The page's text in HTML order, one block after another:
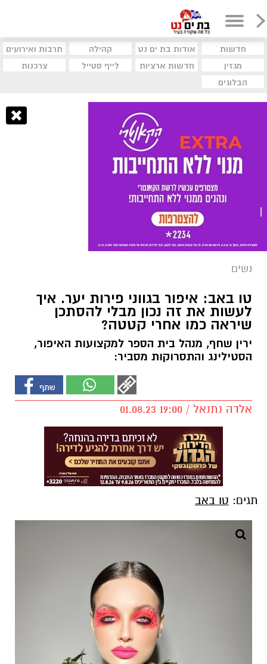
חדשות אודות בת ים נט קהילה
תרבות ואירועים
מגזין
חדשות ארציות לייף סטייל
צרכנות
הבלוגים
נשים
טו באב: איפור בגווני פירות יער. איך
לעשות את זה נכון מבלי להסתכן
שיראה כמו אחרי קטטה?
ירין שחף, מנהל בית הספר למקצועות האיפור,
הסטילינג והתסרוקות מסביר:
אלדה נתנאל / 19:00 01.08.23
תגים: טו באב